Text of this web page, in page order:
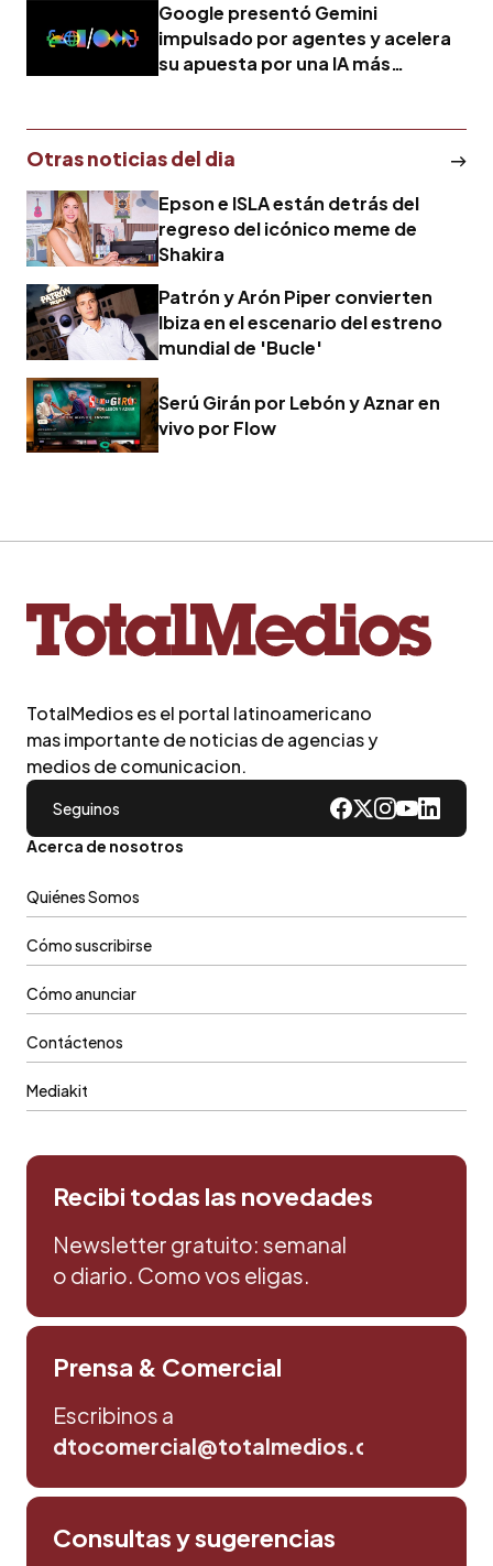
Google presentó Gemini
impulsado por agentes y acelera
su apuesta por una IA más
Otras noticias del dia
Epson e ISLA están detrás del
regreso del icónico meme de
Shakira
Patrón y Arón Piper convierten
Ibiza en el escenario del estreno
mundial de 'Bucle'
Serú Girán por Lebón y Aznar en
vivo por Flow
TotalMedios es el portal latinoamericano
mas importante de noticias de agencias y
medios de comunicacion.
Seguinos
Acerca de nosotros
Quiénes Somos
Cómo suscribirse
Cómo anunciar
Contáctenos
Mediakit
Recibi todas las novedades
Newsletter gratuito: semanal
o diario. Como vos eligas.
Prensa & Comercial
Escribinos a
dtocomercial@totalmedios.com
Consultas y sugerencias